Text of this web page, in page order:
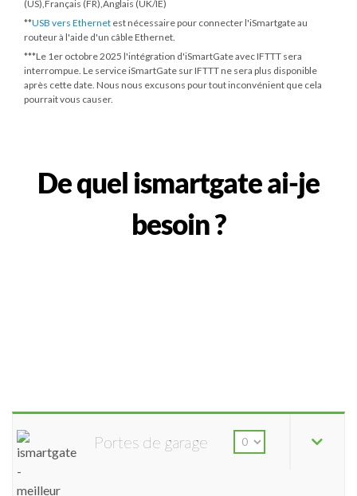
(US),Français (FR),Anglais (UK/IE)
**USB vers Ethernet est nécessaire pour connecter l'iSmartgate au
routeur à l'aide d'un câble Ethernet.
***Le 1er octobre 2025 l'intégration d'iSmartGate avec IFTTT sera
interrompue. Le service iSmartGate sur IFTTT ne sera plus disponible
après cette date. Nous nous excusons pour tout inconvénient que cela
pourrait vous causer.
De quel ismartgate ai-je
besoin ?
Portes de garage